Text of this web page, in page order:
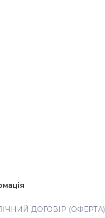
ДОГОВІР (ОФЕРТА)